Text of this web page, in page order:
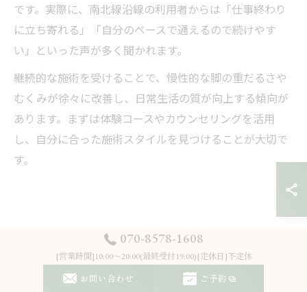
です。実際に、南北線沿線の利用者からは「仕事終わり
に立ち寄れる」「自分のペースで通えるので続けやす
い」といった声が多く聞かれます。
継続的な施術を受けることで、慢性的な脚の重だるさや
むくみが徐々に改善し、日常生活の質が向上する傾向が
あります。まずは体験コースやカウンセリングを活用
し、自分に合った施術スタイルを見つけることが大切で
す。
セルフケアでは届かない心地
よさを実感する方法
070-8578-1608
[営業時間]10:00～20:00(最終受付19:00)[定休日]不定休
お問い合わせ ご予約